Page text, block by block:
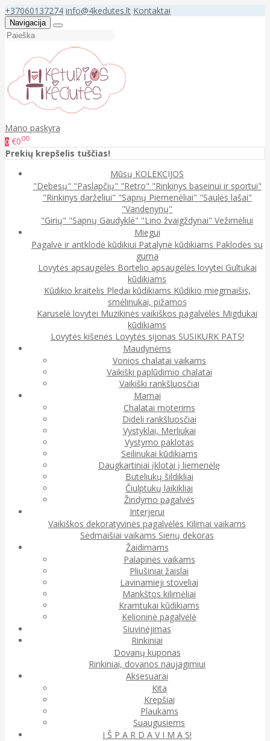
+37060137274 info@4kedutes.lt Kontaktai
Navigacija
Mano paskyra
0 €000
Prekių krepšelis tuščias!
Mūsų KOLEKCIJOS
"Debesų" "Paslapčių" "Retro" "Rinkinys baseinui ir sportui"
"Rinkinys darželiui" "Sapnų Piemenėliai" "Saulės lašai"
"Vandenynų"
"Girių" "Sapnų Gaudyklė" "Lino žvaigždynai" Vežimėliui
Miegui
Pagalvė ir antklodė kūdikiui Patalynė kūdikiams Paklodės su
guma
Lovytės apsaugėlės Bortelio apsaugėlės lovytei Gultukai
kūdikiams
Kūdikio kraitelis Pledai kūdikiams Kūdikio miegmaišis,
smėlinukai, pižamos
Karuselė lovytei Muzikinės vaikiškos pagalvėlės Migdukai
kūdikiams
Lovytės kišenės Lovytės sijonas SUSIKURK PATS!
Maudynėms
Vonios chalatai vaikams
Vaikiški paplūdimio chalatai
Vaikiški rankšluosčiai
Mamai
Chalatai moterims
Dideli rankšluosčiai
Vystyklai, Merliukai
Vystymo paklotas
Seilinukai kūdikiams
Daugkartiniai įklotai į liemenėlę
Buteliukų šildikliai
Čiulptukų laikikliai
Žindymo pagalvės
Interjerui
Vaikiškos dekoratyvinės pagalvėlės Kilimai vaikams
Sėdmaišiai vaikams Sienų dekoras
Žaidimams
Palapinės vaikams
Pliušiniai žaislai
Lavinamieji stoveliai
Mankštos kilimėliai
Kramtukai kūdikiams
Kelioninė pagalvėlė
Siuvinėjimas
Rinkiniai
Dovanų kuponas
Rinkiniai, dovanos naujagimiui
Aksesuarai
Kita
Krepšiai
Plaukams
Suaugusiems
I Š P A R D A V I M A S!